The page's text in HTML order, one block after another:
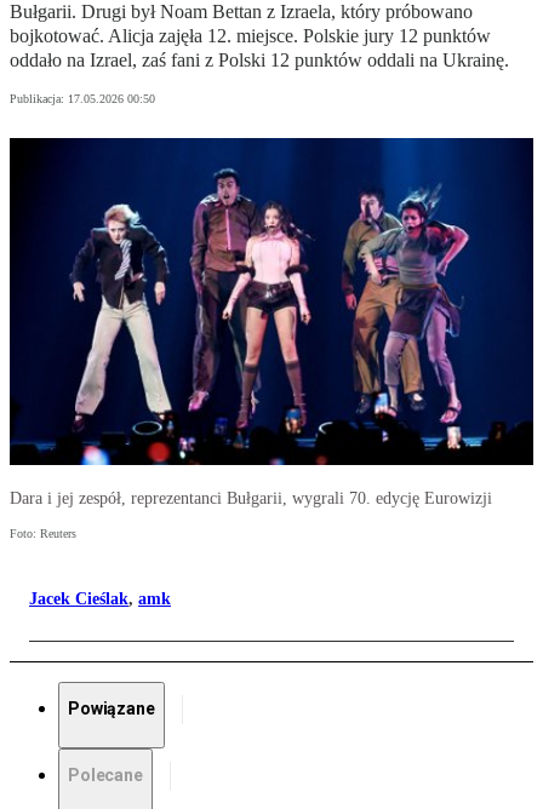
Bułgarii. Drugi był Noam Bettan z Izraela, który próbowano
bojkotować. Alicja zajęła 12. miejsce. Polskie jury 12 punktów
oddało na Izrael, zaś fani z Polski 12 punktów oddali na Ukrainę.
Publikacja: 17.05.2026 00:50
Dara i jej zespół, reprezentanci Bułgarii, wygrali 70. edycję Eurowizji
Foto: Reuters
Jacek Cieślak, amk
Powiązane
Polecane